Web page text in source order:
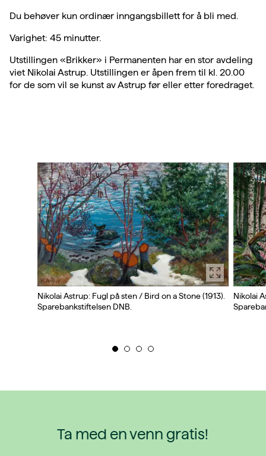
Du behøver kun ordinær inngangsbillett for å bli med.
Varighet: 45 minutter.
Utstillingen «Brikker» i Permanenten har en stor avdeling
viet Nikolai Astrup. Utstillingen er åpen frem til kl. 20.00
for de som vil se kunst av Astrup før eller etter foredraget.
Nikolai Astrup: Fugl på sten / Bird on a Stone (1913).
Sparebankstiftelsen DNB.
Nikolai
Ta med en venn gratis!